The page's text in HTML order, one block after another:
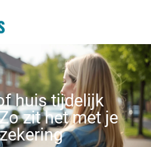
huis tijdelijk
zit het met je